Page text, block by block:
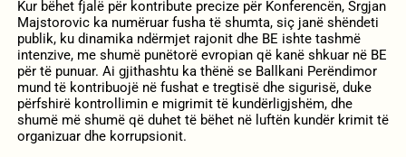
Kur bëhet fjalë për kontribute precize për Konferencën, Srgjan
Majstorovic ka numëruar fusha të shumta, siç janë shëndeti
publik, ku dinamika ndërmjet rajonit dhe BE ishte tashmë
intenzive, me shumë punëtorë evropian që kanë shkuar në BE
për të punuar. Ai gjithashtu ka thënë se Ballkani Perëndimor
mund të kontribuojë në fushat e tregtisë dhe sigurisë, duke
përfshirë kontrollimin e migrimit të kundërligjshëm, dhe
shumë më shumë që duhet të bëhet në luftën kundër krimit të
organizuar dhe korrupsionit.